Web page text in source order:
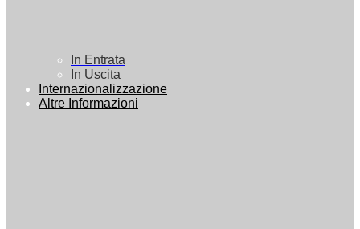
In Entrata
In Uscita
Internazionalizzazione
Altre Informazioni